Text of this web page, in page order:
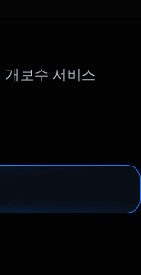
개보수 서비스